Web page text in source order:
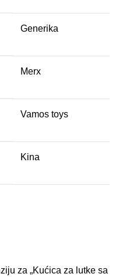
Generika
Merx
Vamos toys
Kina
za „Kućica za lutke sa